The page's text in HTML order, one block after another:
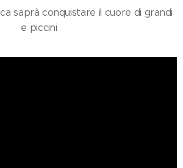
saprà conquistare il cuore di grandi
e piccini 😁